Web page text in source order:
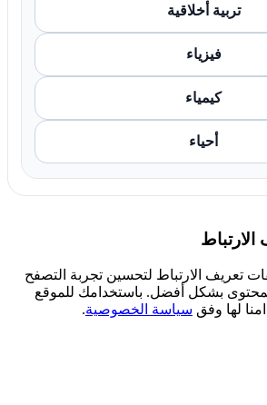
تربية أخلاقية
فيزياء
كيمياء
أحياء
تعريف الارتباط لتحسين تجربة التصفح
بشكل أفضل. باستخدامك للموقع
لها وفق سياسة الخصوصية.